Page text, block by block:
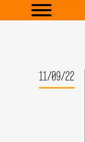
11/09/22